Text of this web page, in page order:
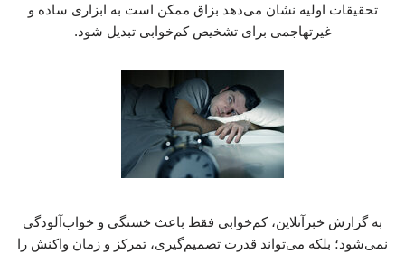
تحقیقات اولیه نشان می‌دهد بزاق ممکن است به ابزاری ساده و
غیرتهاجمی برای تشخیص کم‌خوابی تبدیل شود.
به گزارش خبرآنلاین، کم‌خوابی فقط باعث خستگی و خواب‌آلودگی
نمی‌شود؛ بلکه می‌تواند قدرت تصمیم‌گیری، تمرکز و زمان واکنش را